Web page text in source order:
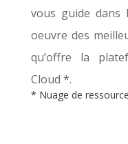
vous guide dans
oeuvre des
qu’offre la
Cloud *.
* Nuage de